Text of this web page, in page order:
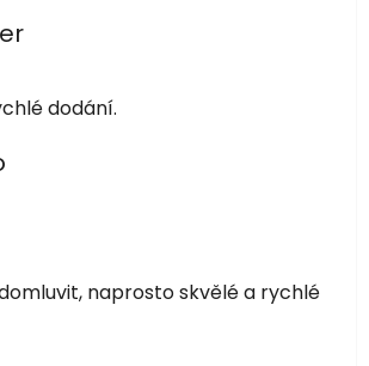
je 5 z 5 hvězdiček.
dodání.
je 5 z 5 hvězdiček.
je 5 z 5 hvězdiček.
naprosto skvělé a rychlé